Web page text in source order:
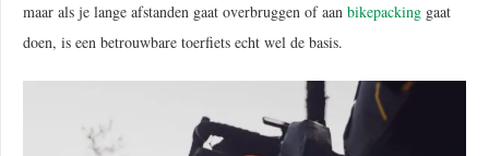
maar als je lange afstanden gaat overbruggen of aan bikepacking gaat
doen, is een betrouwbare toerfiets echt wel de basis.